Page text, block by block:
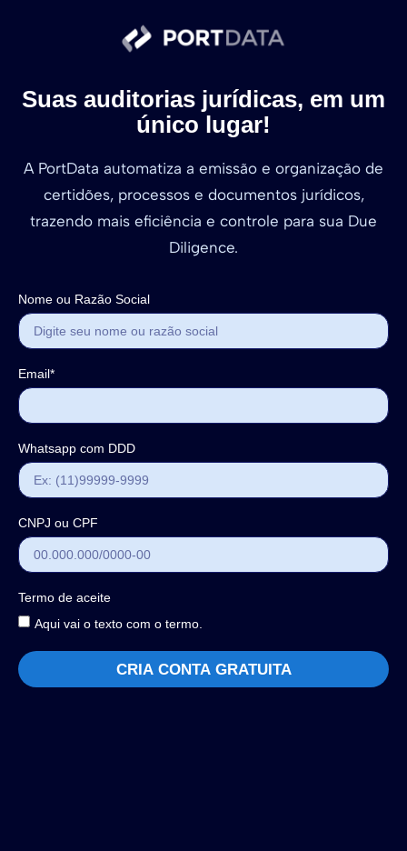
Suas auditorias jurídicas, em um
único lugar!
A PortData automatiza a emissão e organização de
certidões, processos e documentos jurídicos,
trazendo mais eficiência e controle para sua Due
Diligence.
Nome ou Razão Social
Email*
Whatsapp com DDD
CNPJ ou CPF
Termo de aceite
Aqui vai o texto com o termo.
CRIA CONTA GRATUITA